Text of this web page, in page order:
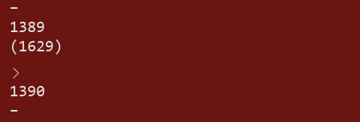
–
1389
(1629)
1390
–